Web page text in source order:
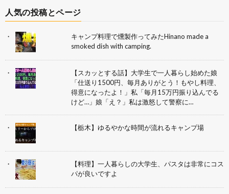
人気の投稿とページ
キャンプ料理で燻製作ってみたHinano made a
smoked dish with camping.
【スカッとする話】大学生で一人暮らし始めた娘
「仕送り1500円、毎月ありがとう！もやし料理、
得意になったよ！」私「毎月15万円振り込んでる
けど…」娘「え？」私は激怒して警察に…
【栃木】ゆるやかな時間が流れるキャンプ場
【料理】一人暮らしの大学生、パスタは非常にコス
パが良いですよ